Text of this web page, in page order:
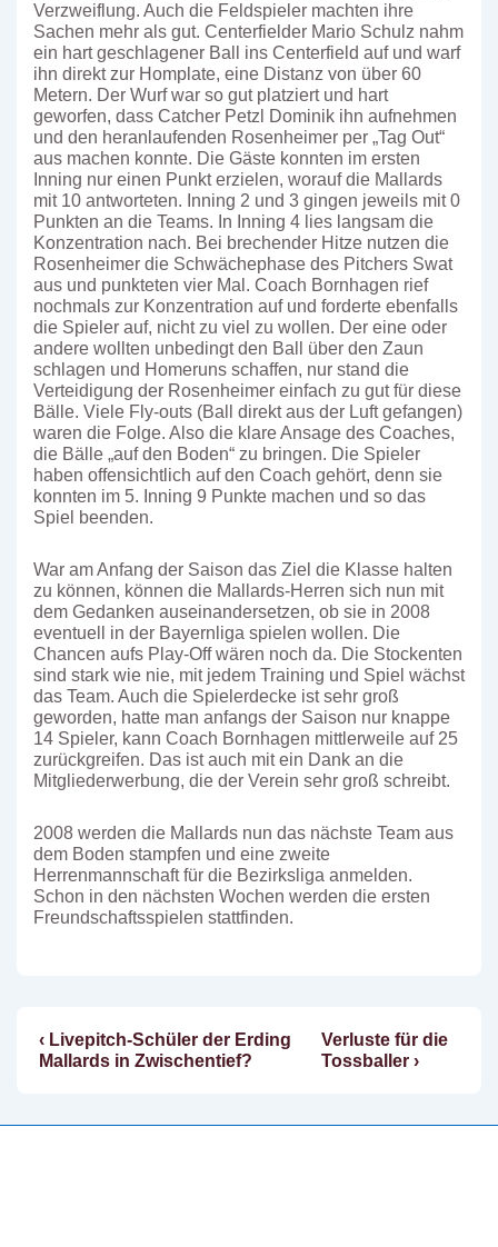
Verzweiflung. Auch die Feldspieler machten ihre
Sachen mehr als gut. Centerfielder Mario Schulz nahm
ein hart geschlagener Ball ins Centerfield auf und warf
ihn direkt zur Homplate, eine Distanz von über 60
Metern. Der Wurf war so gut platziert und hart
geworfen, dass Catcher Petzl Dominik ihn aufnehmen
und den heranlaufenden Rosenheimer per „Tag Out“
aus machen konnte. Die Gäste konnten im ersten
Inning nur einen Punkt erzielen, worauf die Mallards
mit 10 antworteten. Inning 2 und 3 gingen jeweils mit 0
Punkten an die Teams. In Inning 4 lies langsam die
Konzentration nach. Bei brechender Hitze nutzen die
Rosenheimer die Schwächephase des Pitchers Swat
aus und punkteten vier Mal. Coach Bornhagen rief
nochmals zur Konzentration auf und forderte ebenfalls
die Spieler auf, nicht zu viel zu wollen. Der eine oder
andere wollten unbedingt den Ball über den Zaun
schlagen und Homeruns schaffen, nur stand die
Verteidigung der Rosenheimer einfach zu gut für diese
Bälle. Viele Fly-outs (Ball direkt aus der Luft gefangen)
waren die Folge. Also die klare Ansage des Coaches,
die Bälle „auf den Boden“ zu bringen. Die Spieler
haben offensichtlich auf den Coach gehört, denn sie
konnten im 5. Inning 9 Punkte machen und so das
Spiel beenden.
War am Anfang der Saison das Ziel die Klasse halten
zu können, können die Mallards-Herren sich nun mit
dem Gedanken auseinandersetzen, ob sie in 2008
eventuell in der Bayernliga spielen wollen. Die
Chancen aufs Play-Off wären noch da. Die Stockenten
sind stark wie nie, mit jedem Training und Spiel wächst
das Team. Auch die Spielerdecke ist sehr groß
geworden, hatte man anfangs der Saison nur knappe
14 Spieler, kann Coach Bornhagen mittlerweile auf 25
zurückgreifen. Das ist auch mit ein Dank an die
Mitgliederwerbung, die der Verein sehr groß schreibt.
2008 werden die Mallards nun das nächste Team aus
dem Boden stampfen und eine zweite
Herrenmannschaft für die Bezirksliga anmelden.
Schon in den nächsten Wochen werden die ersten
Freundschaftsspielen stattfinden.
Beitragsnavigation
Vorheriger
Beitrag
‹ Livepitch-Schüler der Erding
Mallards in Zwischentief?
Nächster
Beitrag
Verluste für die
Tossballer ›